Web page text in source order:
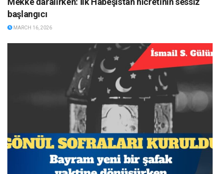
başlangıcı
MARCH 16, 2026